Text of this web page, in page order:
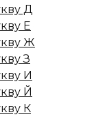
Д
Е
Ж
З
И
Й
К